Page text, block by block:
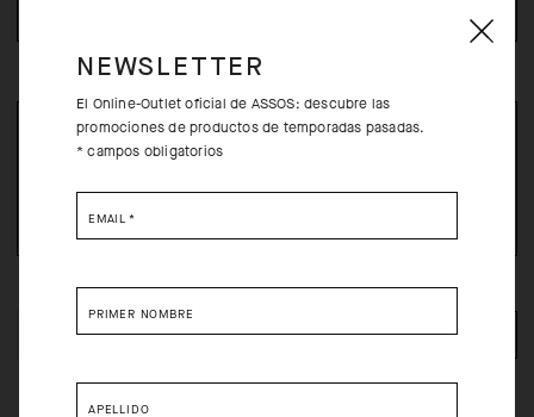
RELLENE LOS CAMPOS OBLIGATORIOS
NEWSLETTER
El Online-Outlet oficial de ASSOS: descubre las
promociones de productos de temporadas pasadas.
* campos obligatorios
EMAIL *
PRIMER NOMBRE
APELLIDO